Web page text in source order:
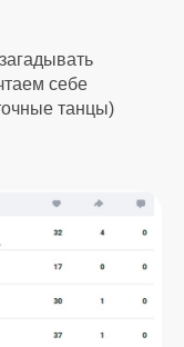
себе
танцы)